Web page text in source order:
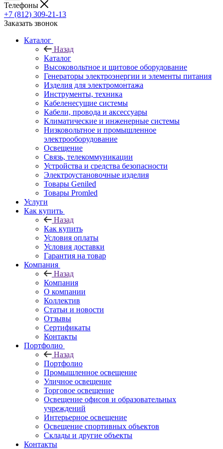
Телефоны
+7 (812) 309-21-13
Заказать звонок
Каталог
Назад
Каталог
Высоковольтное и щитовое оборудование
Генераторы электроэнергии и элементы питания
Изделия для электромонтажа
Инструменты, техника
Кабеленесущие системы
Кабели, провода и аксессуары
Климатические и инженерные системы
Низковольтное и промышленное
электрооборудование
Освещение
Связь, телекоммуникации
Устройства и средства безопасности
Электроустановочные изделия
Товары Geniled
Товары Promled
Услуги
Как купить
Назад
Как купить
Условия оплаты
Условия доставки
Гарантия на товар
Компания
Назад
Компания
О компании
Коллектив
Статьи и новости
Отзывы
Сертификаты
Контакты
Портфолио
Назад
Портфолио
Промышленное освещение
Уличное освещение
Торговое освещение
Освещение офисов и образовательных
учреждений
Интерьерное освещение
Освещение спортивных объектов
Склады и другие объекты
Контакты